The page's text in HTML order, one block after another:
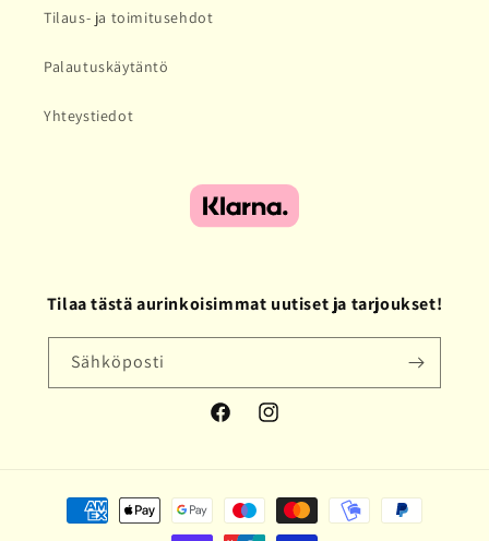
Tilaus- ja toimitusehdot
Palautuskäytäntö
Yhteystiedot
Tilaa tästä aurinkoisimmat uutiset ja tarjoukset!
Sähköposti
FacebookInstagram
Maksutavat